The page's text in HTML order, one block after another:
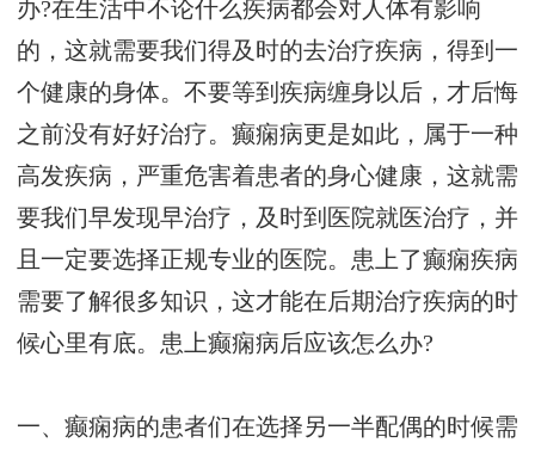
办?在生活中不论什么疾病都会对人体有影响
的，这就需要我们得及时的去治疗疾病，得到一
个健康的身体。不要等到疾病缠身以后，才后悔
之前没有好好治疗。癫痫病更是如此，属于一种
高发疾病，严重危害着患者的身心健康，这就需
要我们早发现早治疗，及时到医院就医治疗，并
且一定要选择正规专业的医院。患上了癫痫疾病
需要了解很多知识，这才能在后期治疗疾病的时
候心里有底。患上癫痫病后应该怎么办?
一、癫痫病的患者们在选择另一半配偶的时候需